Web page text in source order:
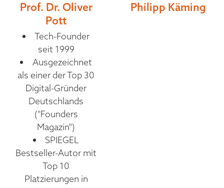
Prof. Dr. Oliver
Pott
Tech-Founder
seit 1999
Ausgezeichnet
als einer der Top 30
Digital-Gründer
Deutschlands
("Founders
Magazin")
SPIEGEL
Bestseller-Autor mit
Top 10
Platzierungen in
Philipp Käming